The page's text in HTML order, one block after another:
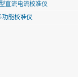
直流电流校准仪
功能校准仪